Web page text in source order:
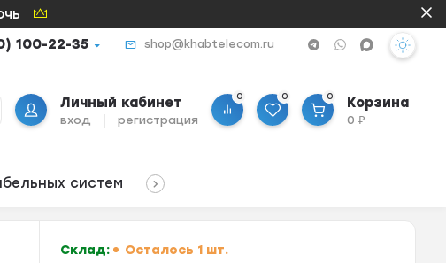
100-22-35 shop@khabtelecom.ru
Личный кабинет
вход регистрация
0 0 0 Корзина
0₽
систем
Склад: Осталось 1 шт.